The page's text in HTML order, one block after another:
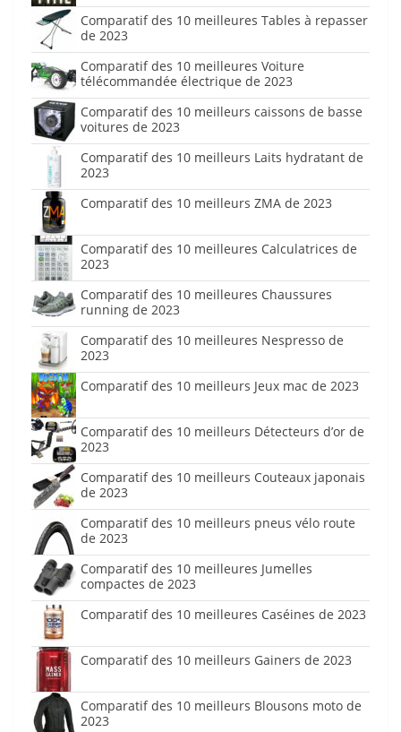
Comparatif des 10 meilleures Tables à repasser
de 2023
Comparatif des 10 meilleures Voiture
télécommandée électrique de 2023
Comparatif des 10 meilleurs caissons de basse
voitures de 2023
Comparatif des 10 meilleurs Laits hydratant de
2023
Comparatif des 10 meilleurs ZMA de 2023
Comparatif des 10 meilleures Calculatrices de
2023
Comparatif des 10 meilleures Chaussures
running de 2023
Comparatif des 10 meilleures Nespresso de
2023
Comparatif des 10 meilleurs Jeux mac de 2023
Comparatif des 10 meilleurs Détecteurs d’or de
2023
Comparatif des 10 meilleurs Couteaux japonais
de 2023
Comparatif des 10 meilleurs pneus vélo route
de 2023
Comparatif des 10 meilleures Jumelles
compactes de 2023
Comparatif des 10 meilleures Caséines de 2023
Comparatif des 10 meilleurs Gainers de 2023
Comparatif des 10 meilleurs Blousons moto de
2023